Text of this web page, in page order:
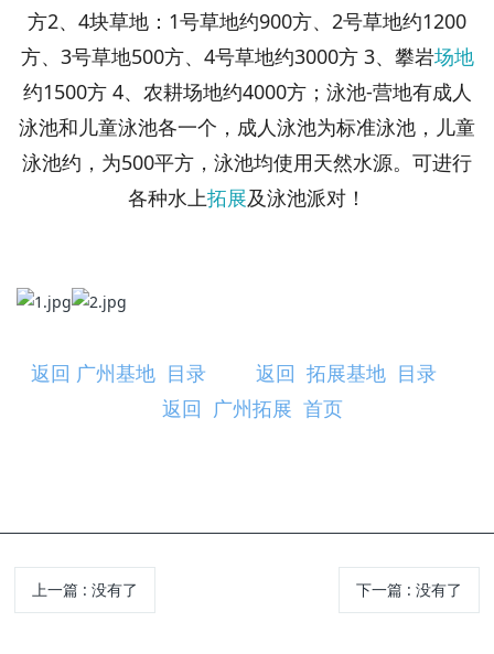
方2、4块草地：1号草地约900方、2号草地约1200
方、3号草地500方、4号草地约3000方 3、攀岩场地
约1500方 4、农耕场地约4000方；泳池-营地有成人
泳池和儿童泳池各一个，成人泳池为标准泳池，儿童
泳池约，为500平方，泳池均使用天然水源。可进行
各种水上拓展及泳池派对！
返回 广州基地 目录
返回 拓展基地 目录
返回 广州拓展 首页
上一篇 : 没有了 下一篇 : 没有了